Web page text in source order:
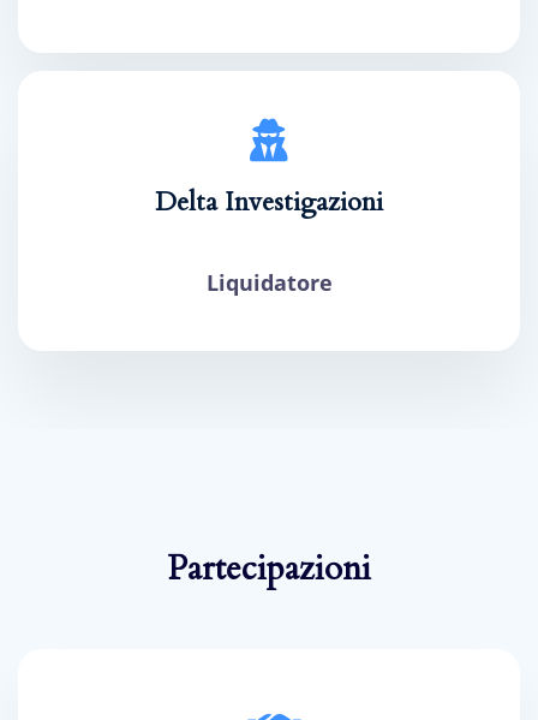
Delta Investigazioni
Liquidatore
Partecipazioni